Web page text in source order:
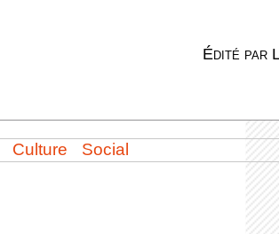
Édité par
Culture Social